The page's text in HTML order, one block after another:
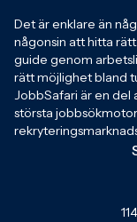
Det är enklare än
någonsin att hitta
guide genom
rätt möjlighet bland
JobbSafari är en del
största